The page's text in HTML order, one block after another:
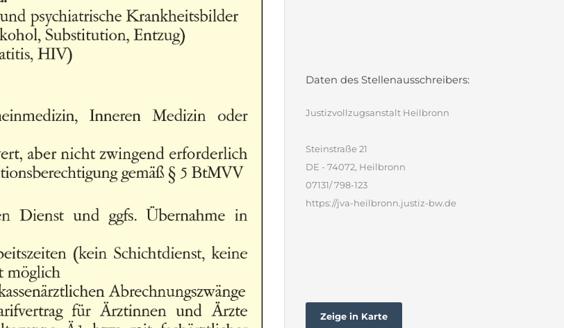
Daten des Stellenausschreibers:
Justizvollzugsanstalt Heilbronn
Steinstraße 21
DE - 74072, Heilbronn
07131/ 798-123
https://jva-heilbronn.justiz-bw.de
Zeige in Karte